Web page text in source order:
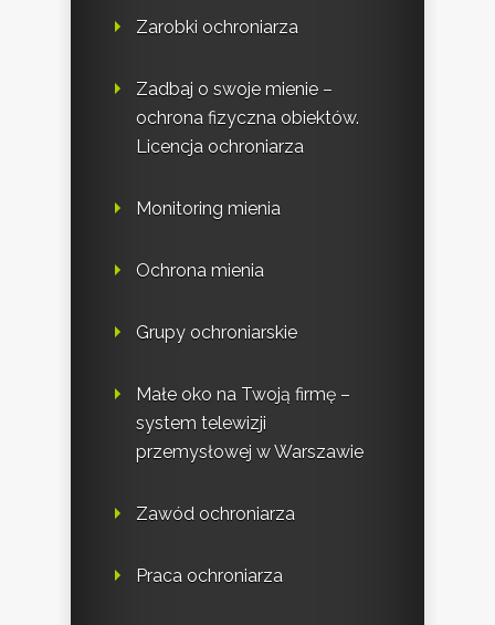
Zarobki ochroniarza
Zadbaj o swoje mienie –
ochrona fizyczna obiektów.
Licencja ochroniarza
Monitoring mienia
Ochrona mienia
Grupy ochroniarskie
Małe oko na Twoją firmę –
system telewizji
przemysłowej w Warszawie
Zawód ochroniarza
Praca ochroniarza